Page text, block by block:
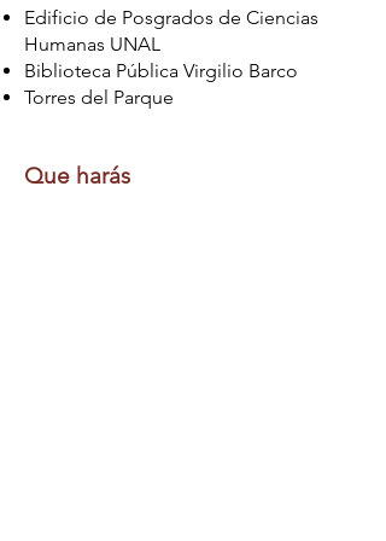
Edificio de Posgrados de Ciencias
Humanas UNAL
Biblioteca Pública Virgilio Barco
Torres del Parque
Que harás